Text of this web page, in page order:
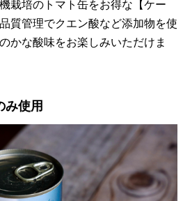
栽培のトマト缶をお得な【ケー
質管理でクエン酸など添加物を使
かな酸味をお楽しみいただけま
み使用